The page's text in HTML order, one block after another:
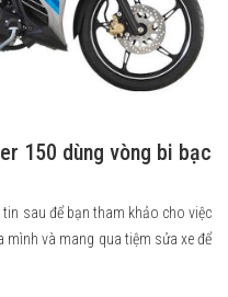
150 dùng vòng bi bạc
sau để bạn tham khảo cho việc
mình và mang qua tiệm sửa xe để